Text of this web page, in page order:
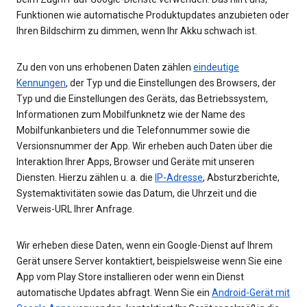
Funktionen wie automatische Produktupdates anzubieten oder
Ihren Bildschirm zu dimmen, wenn Ihr Akku schwach ist.
Zu den von uns erhobenen Daten zählen eindeutige
Kennungen, der Typ und die Einstellungen des Browsers, der
Typ und die Einstellungen des Geräts, das Betriebssystem,
Informationen zum Mobilfunknetz wie der Name des
Mobilfunkanbieters und die Telefonnummer sowie die
Versionsnummer der App. Wir erheben auch Daten über die
Interaktion Ihrer Apps, Browser und Geräte mit unseren
Diensten. Hierzu zählen u. a. die IP-Adresse, Absturzberichte,
Systemaktivitäten sowie das Datum, die Uhrzeit und die
Verweis-URL Ihrer Anfrage.
Wir erheben diese Daten, wenn ein Google-Dienst auf Ihrem
Gerät unsere Server kontaktiert, beispielsweise wenn Sie eine
App vom Play Store installieren oder wenn ein Dienst
automatische Updates abfragt. Wenn Sie ein Android-Gerät mit